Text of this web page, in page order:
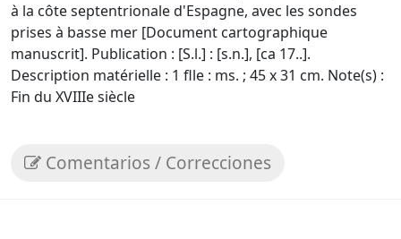
à la côte septentrionale d'Espagne, avec les sondes
prises à basse mer [Document cartographique
manuscrit]. Publication : [S.l.] : [s.n.], [ca 17..].
Description matérielle : 1 flle : ms. ; 45 x 31 cm. Note(s) :
Fin du XVIIIe siècle
Comentarios / Correcciones